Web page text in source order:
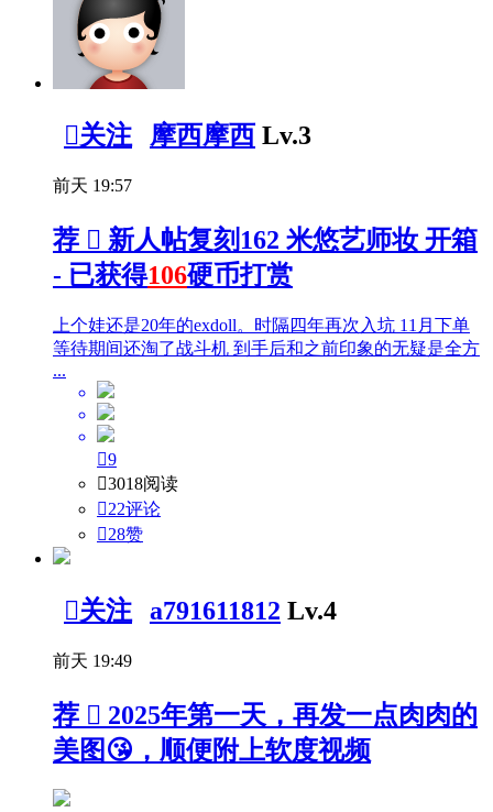
关注 摩西摩西 Lv.3
前天 19:57
荐  新人帖复刻162 米悠艺师妆 开箱
- 已获得106硬币打赏
上个娃还是20年的exdoll。时隔四年再次入坑 11月下单
等待期间还淘了战斗机 到手后和之前印象的无疑是全方
...
9
3018阅读
22评论
28赞
关注 a791611812 Lv.4
前天 19:49
荐  2025年第一天，再发一点肉肉的
美图😘，顺便附上软度视频